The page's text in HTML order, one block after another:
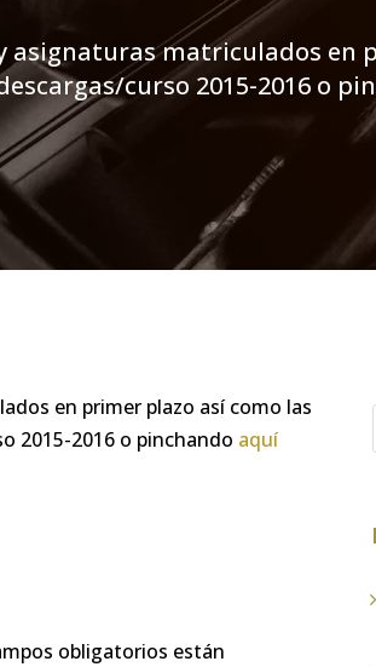
matriculados en
curso 2015-2016 o
en primer plazo así como las
2015-2016 o pinchando aquí
obligatorios están